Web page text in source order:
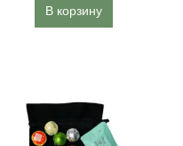
В корзину